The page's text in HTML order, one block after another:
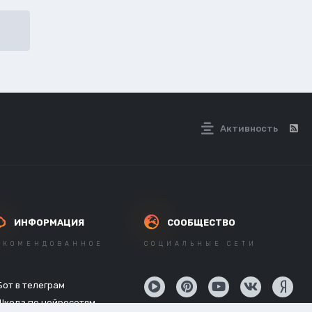
Активность
ИНФОРМАЦИЯ
в телеграм
по нейросетям
СООБЩЕСТВО
СОЦИАЛЬНЫЕ СЕТИ